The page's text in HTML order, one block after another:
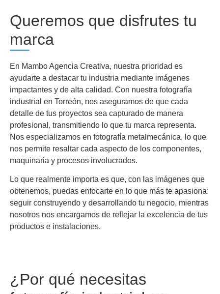
Queremos que disfrutes tu
marca
En Mambo Agencia Creativa, nuestra prioridad es
ayudarte a destacar tu industria mediante imágenes
impactantes y de alta calidad. Con nuestra fotografía
industrial en Torreón, nos aseguramos de que cada
detalle de tus proyectos sea capturado de manera
profesional, transmitiendo lo que tu marca representa.
Nos especializamos en fotografía metalmecánica, lo que
nos permite resaltar cada aspecto de los componentes,
maquinaria y procesos involucrados.
Lo que realmente importa es que, con las imágenes que
obtenemos, puedas enfocarte en lo que más te apasiona:
seguir construyendo y desarrollando tu negocio, mientras
nosotros nos encargamos de reflejar la excelencia de tus
productos e instalaciones.
¿Por qué necesitas